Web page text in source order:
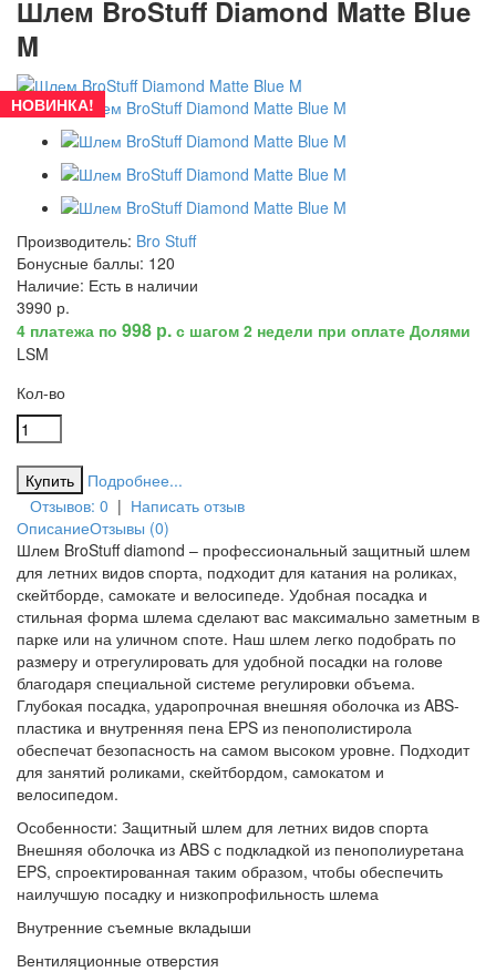
Шлем BroStuff Diamond Matte Blue
M
НОВИНКА!
Производитель: Bro Stuff
Бонусные баллы: 120
Наличие: Есть в наличии
3990 р.
4 платежа по 998 р. с шагом 2 недели при оплате Долями
LSM
Кол-во
Подробнее...
Отзывов: 0 | Написать отзыв
ОписаниеОтзывы (0)
Шлем BroStuff diamond – профессиональный защитный шлем
для летних видов спорта, подходит для катания на роликах,
скейтборде, самокате и велосипеде. Удобная посадка и
стильная форма шлема сделают вас максимально заметным в
парке или на уличном споте. Наш шлем легко подобрать по
размеру и отрегулировать для удобной посадки на голове
благодаря специальной системе регулировки объема.
Глубокая посадка, ударопрочная внешняя оболочка из ABS-
пластика и внутренняя пена EPS из пенополистирола
обеспечат безопасность на самом высоком уровне. Подходит
для занятий роликами, скейтбордом, самокатом и
велосипедом.
Особенности: Защитный шлем для летних видов спорта
Внешняя оболочка из ABS с подкладкой из пенополиуретана
EPS, спроектированная таким образом, чтобы обеспечить
наилучшую посадку и низкопрофильность шлема
Внутренние съемные вкладыши
Вентиляционные отверстия